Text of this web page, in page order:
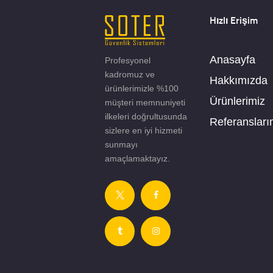
Profesyonel
kadromuz ve
ürünlerimizle %100
müşteri memnuniyeti
ilkeleri doğrultusunda
sizlere en iyi hizmeti
sunmayı
amaçlamaktayız.
Hızlı Erişim
Anasayfa
Hakkımızda
Ürünlerimiz